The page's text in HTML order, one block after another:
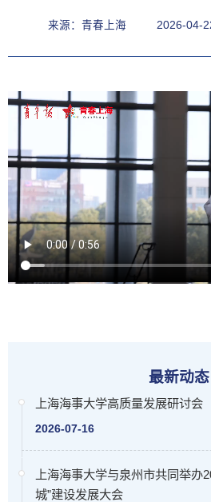
来源：青春上海 2026-04-
最新动态
上海海事大学高质量发展研讨会
2026-07-16
上海海事大学与泉州市共同举办
城”建设发展大会